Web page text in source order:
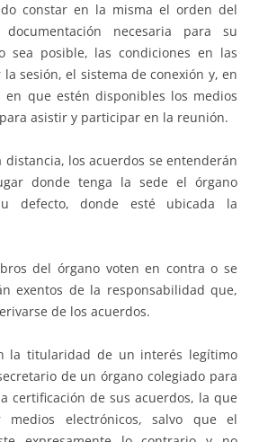
constar en la misma el orden del
necesaria para su
sea posible, las condiciones en las
sesión, el sistema de conexión y, en
en que estén disponibles los medios
asistir y participar en la reunión.
distancia, los acuerdos se entenderán
donde tenga la sede el órgano
defecto, donde esté ubicada la
del órgano voten en contra o se
exentos de la responsabilidad que,
de los acuerdos.
la titularidad de un interés legítimo
de un órgano colegiado para
certificación de sus acuerdos, la que
medios electrónicos, salvo que el